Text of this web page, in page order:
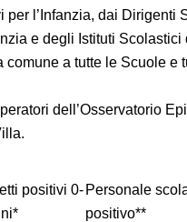
l’Infanzia, dai Dirigenti
e degli Istituti
comune a tutte le Scuole e
dell’Osservatorio
positivi 0- Personale
positivo**